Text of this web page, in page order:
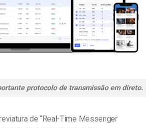
protocolo de transmissão em direto.
de “Real-Time Messenger